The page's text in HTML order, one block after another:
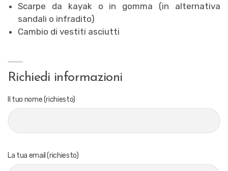
Scarpe da kayak o in gomma (in alternativa
sandali o infradito)
Cambio di vestiti asciutti
Richiedi informazioni
Il tuo nome (richiesto)
La tua email (richiesto)